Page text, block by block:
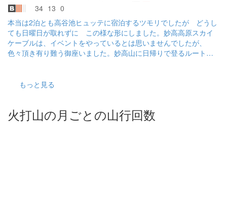
34 13 0
本当は2泊とも高谷池ヒュッテに宿泊するツモリでしたが どうし
ても日曜日が取れずに この様な形にしました。妙高高原スカイ
ケーブルは、イベントをやっているとは思いませんでしたが、
色々頂き有り難う御座いました。妙高山に日帰りで登るルート
す。 宣伝では有りませんがペンション山ぶどうの焼き立てパン
りに かなりキツイ登山道でした。高谷池ヒュッテの水の情報が
少なく ソコ迄（夕食は お茶一杯 朝食は 御味噌汁のみ）キ
もっと見る
火打山の月ごとの山行回数